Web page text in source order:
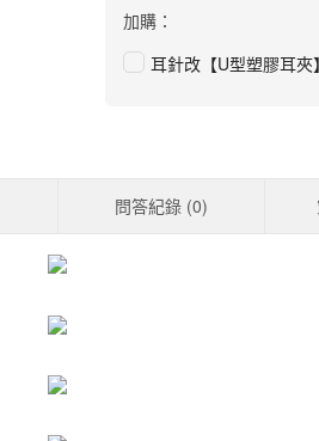
加購：
耳針改【U型塑膠耳夾
問答紀錄 (0)